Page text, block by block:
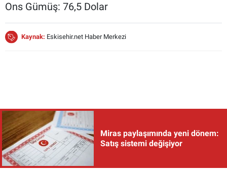
Ons Gümüş: 76,5 Dolar
Kaynak: Eskisehir.net Haber Merkezi
Miras paylaşımında yeni dönem:
Satış sistemi değişiyor